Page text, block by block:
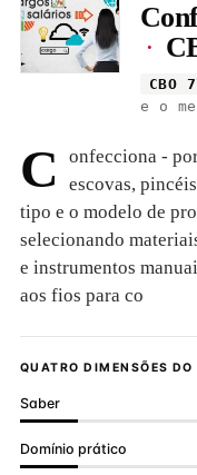
·
CBO
e o
C
onfecciona -
escovas,
tipo e o modelo de
selecionando
e instrumentos
aos fios para co
QUATRO DIMENSÕES DO
Saber
Domínio prático